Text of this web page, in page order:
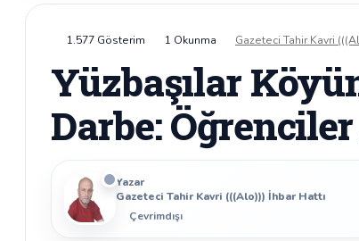
1.577 Gösterim 1 Okunma Gazeteci Tahir Kavri
Yüzbaşılar
Darbe:
Yazar
Gazeteci Tahir Kavri (((Alo))) İhbar Hattı
Çevrimdışı